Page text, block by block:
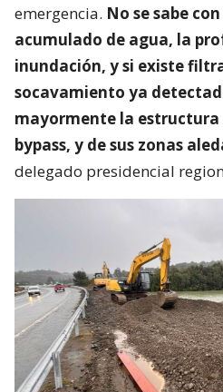
emergencia. No se sabe
acumulado de agua, la
inundación, y si existe
socavamiento ya
mayormente la estructura
bypass, y de sus zonas
delegado presidencial